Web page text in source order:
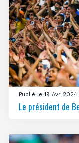
Publié le 19 Avr
Le président de